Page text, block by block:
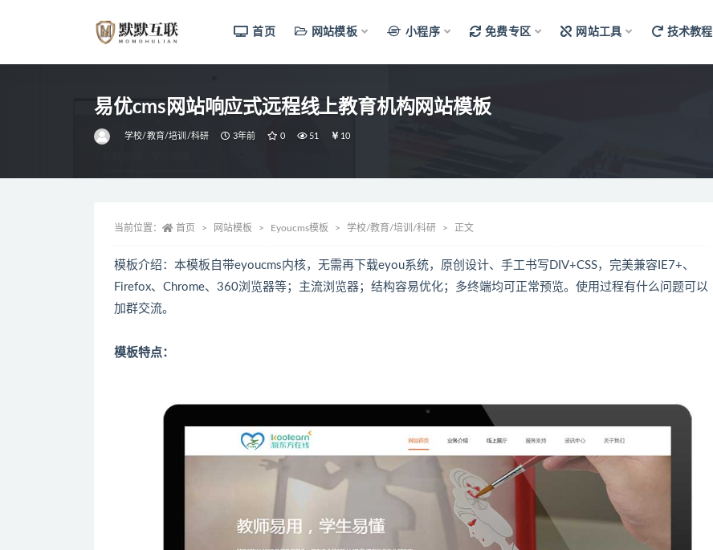
首页 网站模板 小程序 免费专区 网站工具 技术教程
易优cms网站响应式远程线上教育机构网站模板
学校/教育/培训/科研 3年前 0 51 10
当前位置： 首页 网站模板 Eyoucms模板 学校/教育/培训/科研 正文
模板介绍：本模板自带eyoucms内核，无需再下载eyou系统，原创设计、手工书写DIV+CSS，完美兼容IE7+、
Firefox、Chrome、360浏览器等；主流浏览器；结构容易优化；多终端均可正常预览。使用过程有什么问题可以
加群交流。
模板特点：